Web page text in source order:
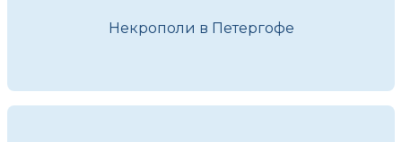
Некрополи в Петергофе